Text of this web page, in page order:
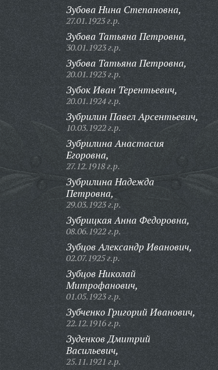
Зубова Нина Степановна,
27.01.1923 г.р.
Зубова Татьяна Петровна,
30.01.1923 г.р.
Зубова Татьяна Петровна,
20.01.1923 г.р.
Зубок Иван Терентьевич,
20.01.1924 г.р.
Зубрилин Павел Арсентьевич,
10.03.1922 г.р.
Зубрилина Анастасия
Егоровна,
27.12.1918 г.р.
Зубрилина Надежда
Петровна,
29.03.1923 г.р.
Зубрицкая Анна Федоровна,
08.06.1922 г.р.
Зубцов Александр Иванович,
02.07.1925 г.р.
Зубцов Николай
Митрофанович,
01.05.1923 г.р.
Зубченко Григорий Иванович,
22.12.1916 г.р.
Зуденков Дмитрий
Васильевич,
25.11.1921 г.р.